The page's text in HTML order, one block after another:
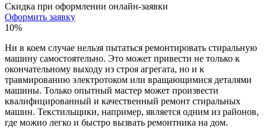
Скидка при оформлении онлайн-заявки
Оформить заявку
10%
Ни в коем случае нельзя пытаться ремонтировать стиральную
машину самостоятельно. Это может привести не только к
окончательному выходу из строя агрегата, но и к
травмированию электротоком или вращающимися деталями
машины. Только опытный мастер может произвести
квалифицированный и качественный ремонт стиральных
машин. Текстильщики, например, является одним из районов,
где можно легко и быстро вызвать ремонтника на дом.